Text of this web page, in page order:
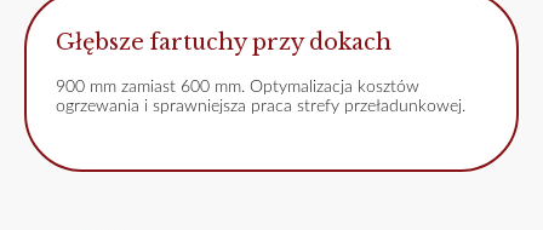
Głębsze fartuchy przy dokach
900 mm zamiast 600 mm. Optymalizacja kosztów
ogrzewania i sprawniejsza praca strefy przeładunkowej.